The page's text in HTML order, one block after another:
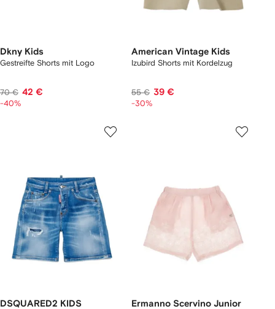
Dkny Kids
Gestreifte Shorts mit Logo
70 € 42 €
-40%
American Vintage Kids
Izubird Shorts mit Kordelzug
55 € 39 €
-30%
DSQUARED2 KIDS Ermanno Scervino Junior